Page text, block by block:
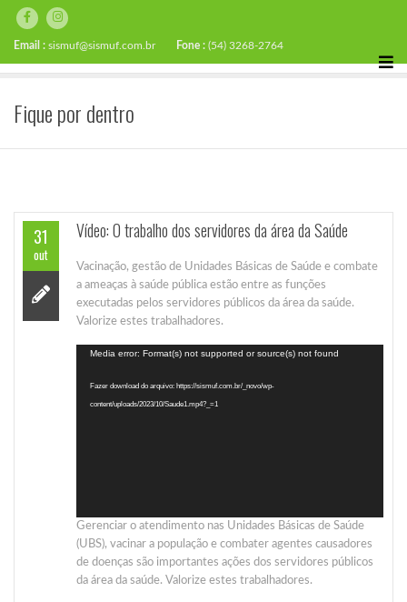
Email : sismuf@sismuf.com.br Fone : (54) 3268-2764
Fique por dentro
31
out
Vídeo: O trabalho dos servidores da área da Saúde
Vacinação, gestão de Unidades Básicas de Saúde e combate
a ameaças à saúde pública estão entre as funções
executadas pelos servidores públicos da área da saúde.
Valorize estes trabalhadores.
Tocador
vídeo
Media error: Format(s) not supported or source(s) not found
Fazer download do arquivo: https://sismuf.com.br/_novo/wp-
content/uploads/2023/10/Saude1.mp4?_=1
Gerenciar o atendimento nas Unidades Básicas de Saúde
(UBS), vacinar a população e combater agentes causadores
de doenças são importantes ações dos servidores públicos
da área da saúde. Valorize estes trabalhadores.